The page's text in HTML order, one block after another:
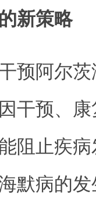
新策略
阿尔茨
干预、
阻止疾
默病的